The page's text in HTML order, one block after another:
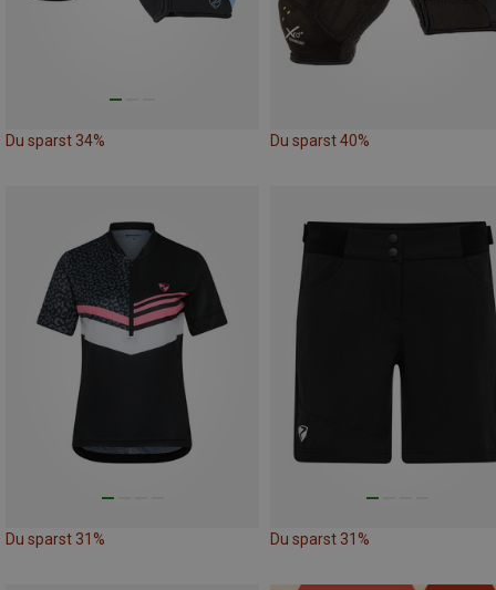
Du sparst 34% Du sparst 40%
Du sparst 31% Du sparst 31%